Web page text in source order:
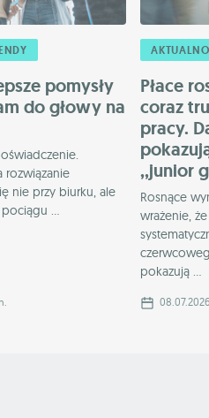
pomysły
do głowy na
rozwiązanie
nie przy biurku, ale
...
Płace
coraz
pracy.
,,junior
Rosnące
wrażenie,
pokazują ...
08.07.2026